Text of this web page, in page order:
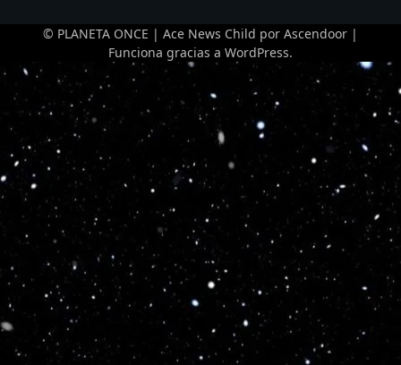
2025
Femenina,
Fase
Regular,
2025
31/08/2025
10:00
Huachipato
3 - 1
Femenina,
Regular,
2025
23
27/08/2025
15:30
S. Morning
2 - 0
1 2
© PLANETA ONCE | Ace News Child por Ascendoor |
Funciona gracias a WordPress.